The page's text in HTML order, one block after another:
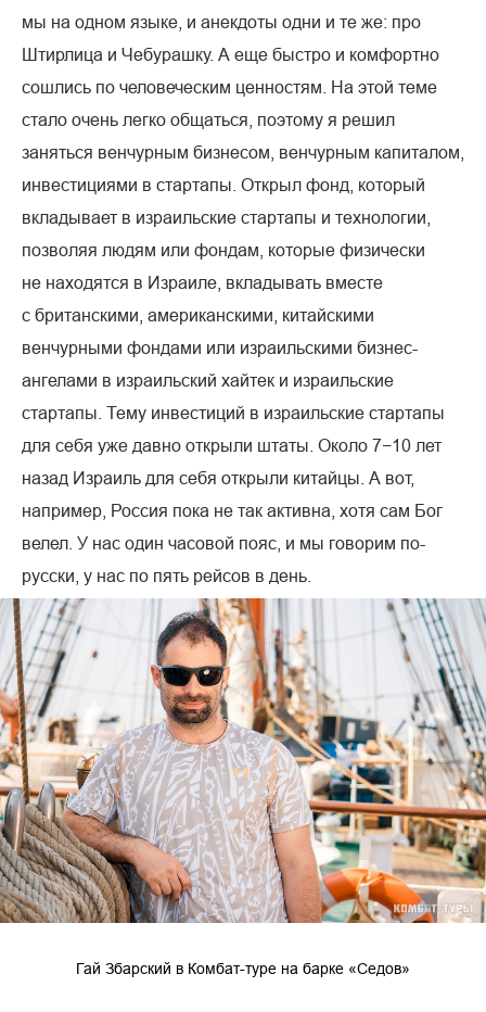
мы на одном языке, и анекдоты одни и те же: про
Штирлица и Чебурашку. А еще быстро и комфортно
сошлись по человеческим ценностям. На этой теме
стало очень легко общаться, поэтому я решил
заняться венчурным бизнесом, венчурным капиталом,
инвестициями в стартапы. Открыл фонд, который
вкладывает в израильские стартапы и технологии,
позволяя людям или фондам, которые физически
не находятся в Израиле, вкладывать вместе
с британскими, американскими, китайскими
венчурными фондами или израильскими бизнес-
ангелами в израильский хайтек и израильские
стартапы. Тему инвестиций в израильские стартапы
для себя уже давно открыли штаты. Около 7−10 лет
назад Израиль для себя открыли китайцы. А вот,
например, Россия пока не так активна, хотя сам Бог
велел. У нас один часовой пояс, и мы говорим по-
русски, у нас по пять рейсов в день.
Гай Збарский в Комбат-туре на барке «Седов»